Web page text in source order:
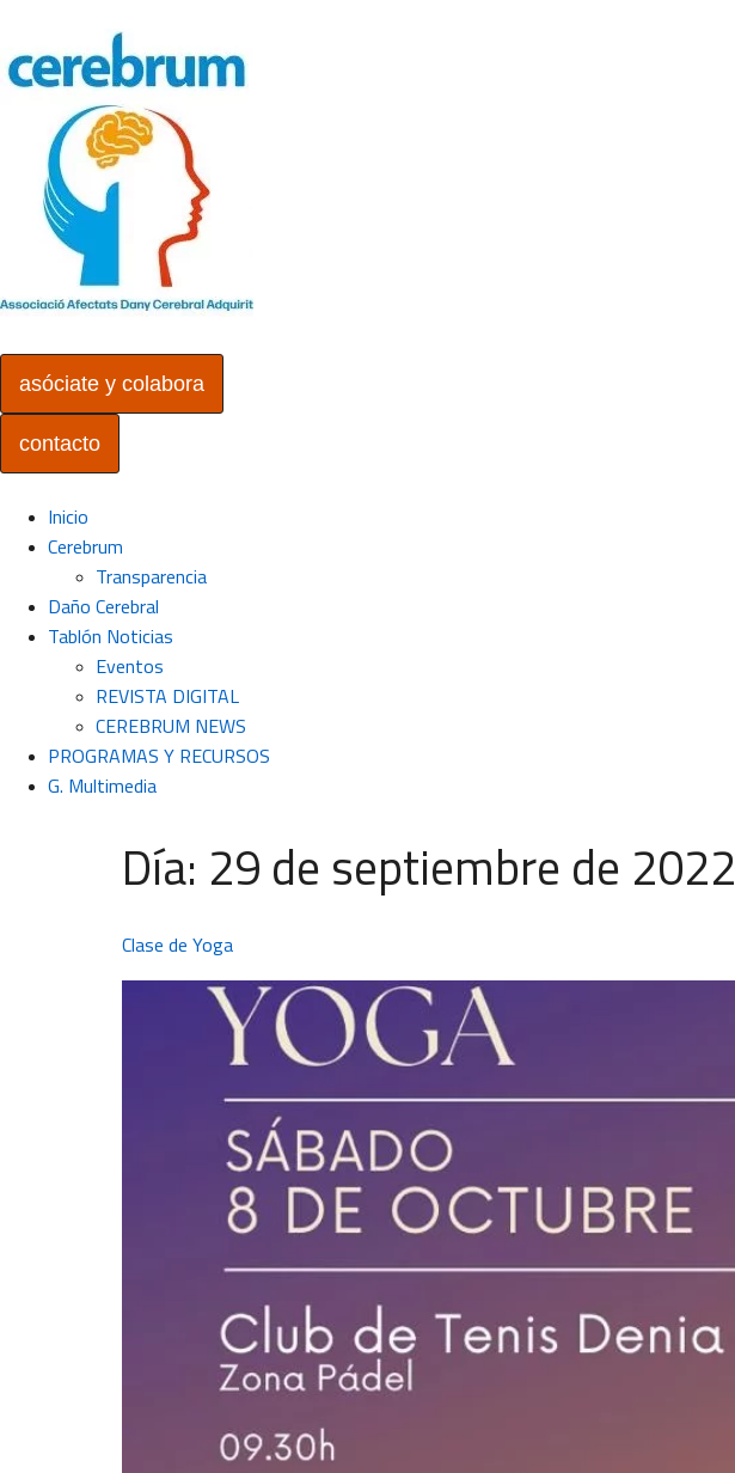
asóciate y colabora
contacto
Inicio
Cerebrum
Transparencia
Daño Cerebral
Tablón Noticias
Eventos
REVISTA DIGITAL
CEREBRUM NEWS
PROGRAMAS Y RECURSOS
G. Multimedia
Día: 29 de septiembre de 2022
Clase de Yoga